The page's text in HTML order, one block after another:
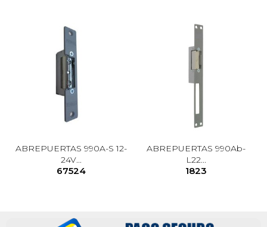
ABREPUERTAS 990A-S 12-
24V...
67524
ABREPUERTAS 990Ab-
L22...
1823